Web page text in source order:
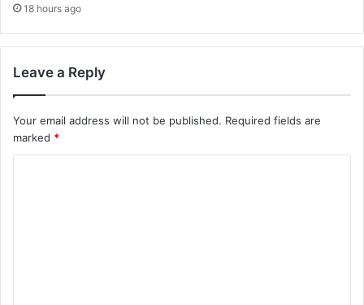
18 hours ago
Leave a Reply
Your email address will not be published. Required fields are
marked *